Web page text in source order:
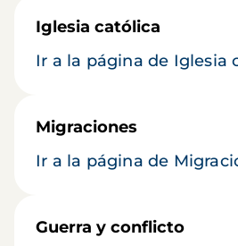
Iglesia católica
Ir a la página de Iglesia
Migraciones
Ir a la página de
Guerra y conflicto